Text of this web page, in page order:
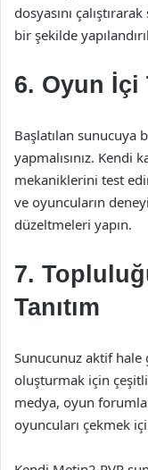
dosyasını
bir şekilde
6. Oyun İçi
Başlatılan sunucuya
yapmalısınız.
mekaniklerini test
ve oyuncuların
düzeltmeleri yapın.
7.
Tanıtım
Sunucunuz aktif
oluşturmak için
medya, oyun
oyuncuları çekmek